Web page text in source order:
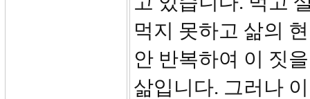
먹지 못하고 삶의
안 반복하여 이 짓
삶입니다. 그러나